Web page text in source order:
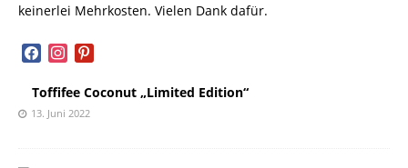
keinerlei Mehrkosten. Vielen Dank dafür.
facebookinstagram
pinterest
Toffifee Coconut „Limited Edition“
13. Juni 2022